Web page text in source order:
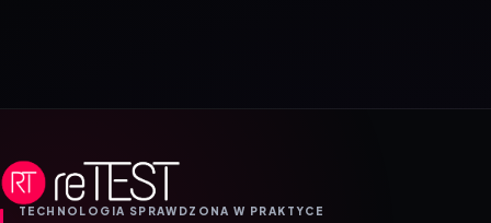
TECHNOLOGIA SPRAWDZONA W PRAKTYCE